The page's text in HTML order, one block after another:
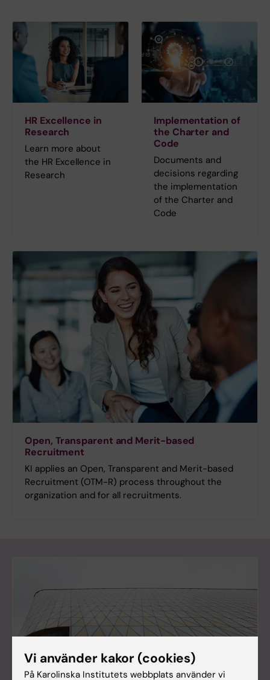
HR Excellence in
Research
Learn more about
the HR Excellence in
Research
Implementation of
the Charter and
Code
Documents and
decisions regarding
the implementation
of the Charter and
Code
Open, Transparent and Merit-based
Recruitment
KI applies an Open, Transparent and Merit-based
Recruitment (OTM-R) process throughout the
organization and for all recruitments.
Vi använder kakor (cookies)
På Karolinska Institutets webbplats använder vi